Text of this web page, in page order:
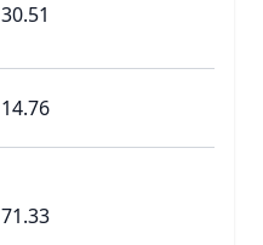
30.51
14.76
71.33